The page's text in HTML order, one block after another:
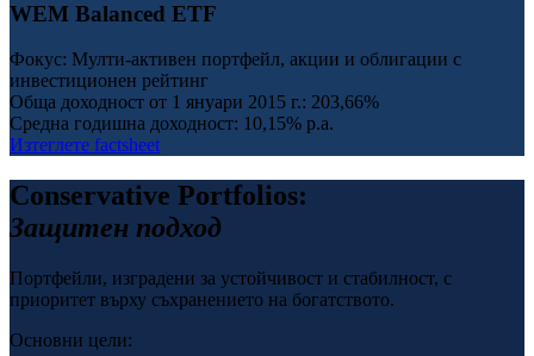
WEM Balanced ETF
Фокус: Мулти-активен портфейл, акции и облигации с
инвестиционен рейтинг
Обща доходност от 1 януари 2015 г.: 203,66%
Средна годишна доходност: 10,15% p.a.
Изтеглете factsheet
Conservative Portfolios:
Защитен подход
Портфейли, изградени за устойчивост и стабилност, с
приоритет върху съхранението на богатството.
Основни цели: